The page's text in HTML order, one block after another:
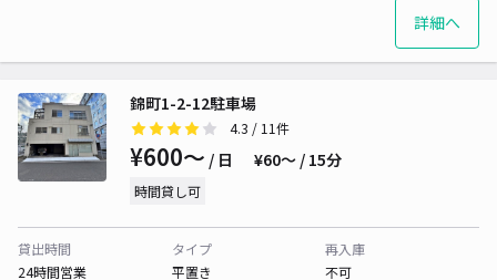
詳細へ
錦町1-2-12駐車場
4.3 / 11件
¥600〜 / 日 ¥60〜 / 15分
時間貸し可
貸出時間
24時間営業
タイプ
平置き
再入庫
不可